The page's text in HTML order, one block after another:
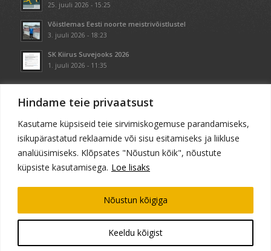
Hindame teie privaatsust
Kasutame küpsiseid teie sirvimiskogemuse parandamiseks,
isikupärastatud reklaamide või sisu esitamiseks ja liikluse
analüüsimiseks. Klõpsates "Nõustun kõik", nõustute
küpsiste kasutamisega. Loe lisaks
Keeldu kõigist
Nõustun kõigiga
25. juuli 2026 - 15:25
Võistlemas Eesti noorte meistrivõistlustel
3. juuli 2026 - 18:23
SK Kiirus Suvejooks 2026
1. juuli 2026 - 11:35
KONTAKT
+372 5560 9992
marko@kiirus.eu